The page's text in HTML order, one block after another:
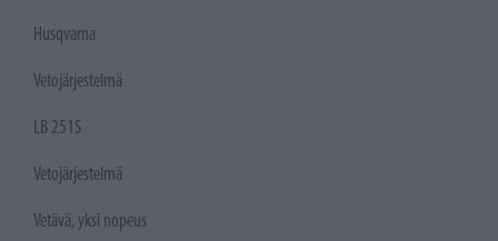
Husqvarna
Vetojärjestelmä
LB 251S
Vetojärjestelmä
Vetävä, yksi nopeus